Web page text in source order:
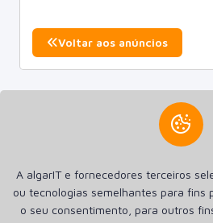
Voltar aos anúncios
online Aplicações Android e Apple
alta performance e
A algarIT e fornecedores terceiros
ou tecnologias semelhantes para fins
o seu consentimento, para outros